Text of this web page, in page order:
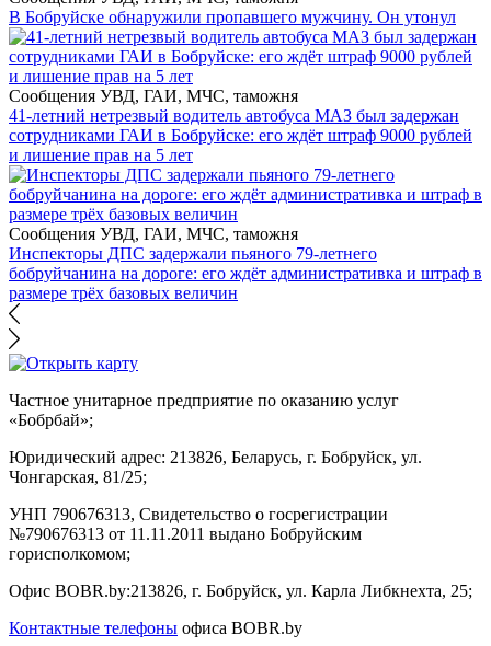
В Бобруйске обнаружили пропавшего мужчину. Он утонул
Сообщения УВД, ГАИ, МЧС, таможня
41-летний нетрезвый водитель автобуса МАЗ был задержан
сотрудниками ГАИ в Бобруйске: его ждёт штраф 9000 рублей
и лишение прав на 5 лет
Сообщения УВД, ГАИ, МЧС, таможня
Инспекторы ДПС задержали пьяного 79-летнего
бобруйчанина на дороге: его ждёт административка и штраф в
размере трёх базовых величин
Частное унитарное предприятие по оказанию услуг
«Бобрбай»;
Юридический адрес: 213826, Беларусь, г. Бобруйск, ул.
Чонгарская, 81/25;
УНП 790676313, Свидетельство о госрегистрации
№790676313 от 11.11.2011 выдано Бобруйским
горисполкомом;
Офис BOBR.by:213826, г. Бобруйск, ул. Карла Либкнехта, 25;
Контактные телефоны офиса BOBR.by